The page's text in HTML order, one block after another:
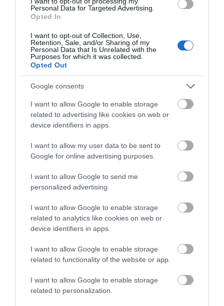
Personal Data for Targeted Advertising.
Opted In
I want to opt-out of Collection, Use,
Retention, Sale, and/or Sharing of my
Personal Data that Is Unrelated with the
Purposes for which it was collected.
Opted Out
Google consents
I want to allow Google to enable storage
related to advertising like cookies on web or
device identifiers in apps.
I want to allow my user data to be sent to
Google for online advertising purposes.
I want to allow Google to send me
personalized advertising.
I want to allow Google to enable storage
related to analytics like cookies on web or
device identifiers in apps.
I want to allow Google to enable storage
related to functionality of the website or app.
I want to allow Google to enable storage
related to personalization.
δυνάμεις της Πυροσβεστικής
07.08.2026 | 00:10
Συνελήφθη 63χρονη για τη φωτιά
στη Σκύρο
06.08.2026 | 23:15
για την Καλαμίτσα – Νέες εικόνες
και βίντεο
06.08.2026 | 22:04
Εύβοια: Με κατάνυξη και πλήθος
κόσμου η μεγάλη γιορτή στους
Ζεμπίλης
06.08.2026 | 22:00
Συντάξεις Σεπτεμβρίου 2026:
Πότε πληρώνονται οι δικαιούχοι –
Οι ημερομηνίες του e-ΕΦΚΑ
Σοκ στην Εύβοια με την κοπέλα
νεότερα για την υγεία της
06.08.2026 | 21:20 Όλες οι τελευταίες ειδήσεις